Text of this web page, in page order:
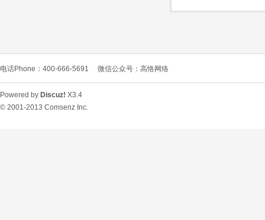
电话Phone：400-666-5691 微信公众号：高恪网络
Powered by Discuz! X3.4
© 2001-2013 Comsenz Inc.